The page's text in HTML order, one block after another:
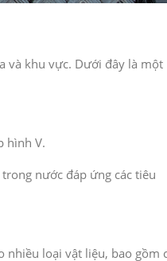
và khu vực. Dưới đây là một
hình V.
nước đáp ứng các tiêu
nhiều loại vật liệu, bao gồm